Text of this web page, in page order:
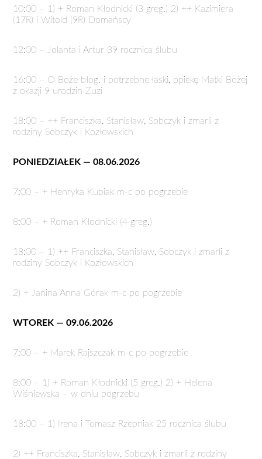
10:00 – 1) + Roman Kłodnicki (3 greg.) 2) ++ Kazimiera
(17R) i Witold (9R) Domańscy
12:00 – Jolanta i Artur 39 rocznica ślubu
16:00 – O Boże błog. i potrzebne łaski, opiekę Matki Bożej
z okazji 9 urodzin Zuzi
18:00 – ++ Franciszka, Stanisław, Sobczyk i zmarli z
rodziny Sobczyk i Kozłowskich
PONIEDZIAŁEK — 08.06.2026
7:00 – + Henryka Kubiak m-c po pogrzebie
8:00 – + Roman Kłodnicki (4 greg.)
18:00 – 1) ++ Franciszka, Stanisław, Sobczyk i zmarli z
rodziny Sobczyk i Kozłowskich
2) + Janina Anna Górak m-c po pogrzebie
WTOREK — 09.06.2026
7:00 – + Marek Rajszczak m-c po pogrzebie
8:00 – 1) + Roman Kłodnicki (5 greg.) 2) + Helena
Wiśniewska – w dniu pogrzebu
18:00 – 1) Irena i Tomasz Rzepniak 25 rocznica ślubu
2) ++ Franciszka, Stanisław, Sobczyk i zmarli z rodziny